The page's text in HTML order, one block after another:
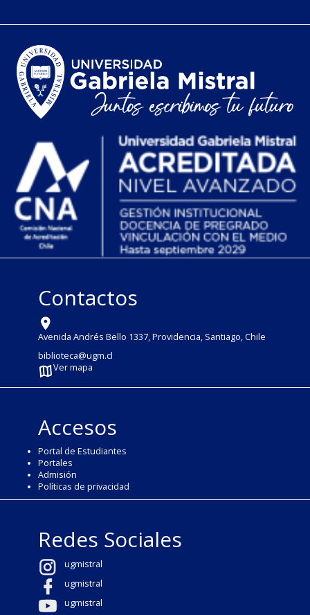
Contactos
Avenida Andrés Bello 1337, Providencia, Santiago, Chile
biblioteca@ugm.cl
Ver mapa
Accesos
Portal de Estudiantes
Portales
Admisión
Políticas de privacidad
Redes Sociales
ugmistral
ugmistral
ugmistral